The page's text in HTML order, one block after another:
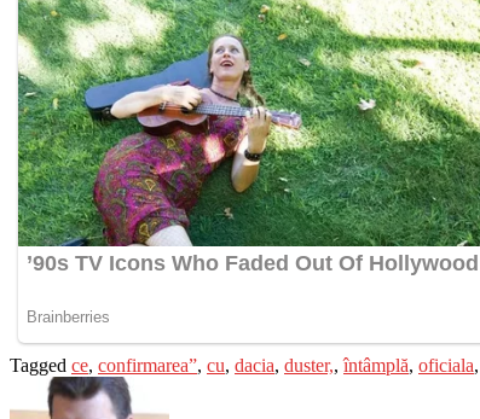
Tagged ce, confirmarea”, cu, dacia, duster,,întâmplă, oficiala,